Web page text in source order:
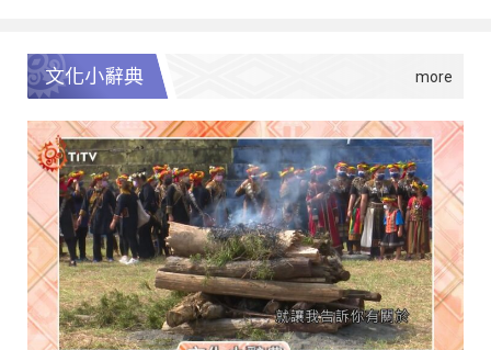
文化小辭典